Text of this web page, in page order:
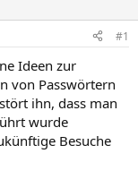
#1
Ideen zur
von Passwörtern
ihn, dass man
wurde
Besuche